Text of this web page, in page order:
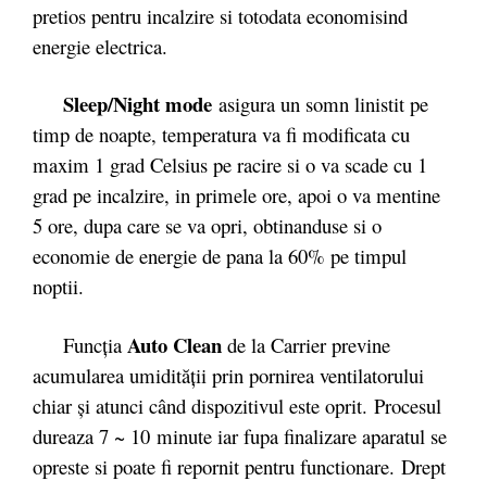
pretios pentru incalzire si totodata economisind
energie electrica.
Sleep/Night mode asigura un somn linistit pe
timp de noapte, temperatura va fi modificata cu
maxim 1 grad Celsius pe racire si o va scade cu 1
grad pe incalzire, in primele ore, apoi o va mentine
5 ore, dupa care se va opri, obtinanduse si o
economie de energie de pana la 60% pe timpul
noptii.
Funcţia Auto Clean de la Carrier previne
acumularea umidităţii prin pornirea ventilatorului
chiar şi atunci când dispozitivul este oprit. Procesul
dureaza 7 ~ 10 minute iar fupa finalizare aparatul se
opreste si poate fi repornit pentru functionare. Drept